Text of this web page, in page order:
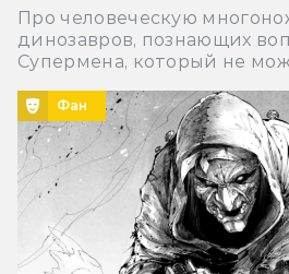
Про человеческую
динозавров, познающих
Супермена, который не
Фан